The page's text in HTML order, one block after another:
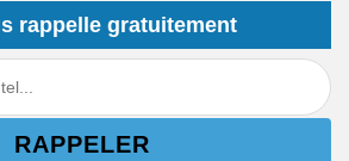
rappelle gratuitement